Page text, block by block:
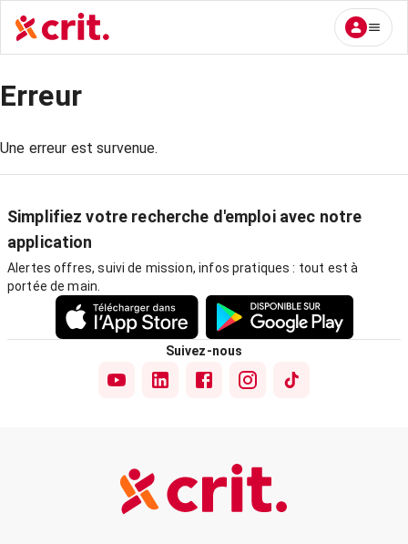
Erreur
Une erreur est survenue.
Simplifiez votre recherche d'emploi avec notre
application
Alertes offres, suivi de mission, infos pratiques : tout est à
portée de main.
Suivez-nous